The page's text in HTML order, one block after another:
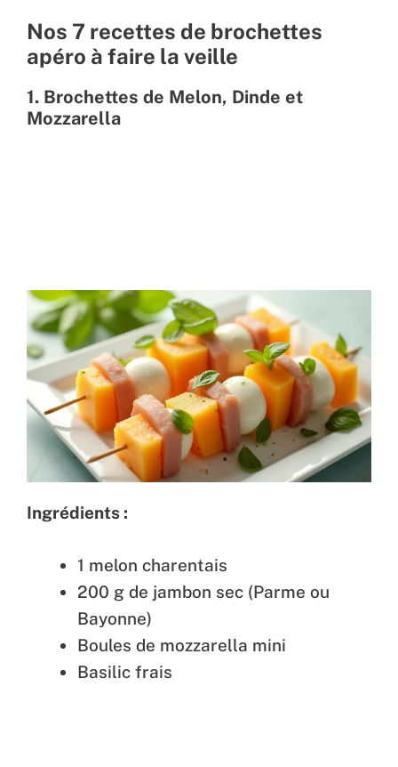
Nos 7 recettes de brochettes
apéro à faire la veille
1. Brochettes de Melon, Dinde et
Mozzarella
Ingrédients :
1 melon charentais
200 g de jambon sec (Parme ou
Bayonne)
Boules de mozzarella mini
Basilic frais